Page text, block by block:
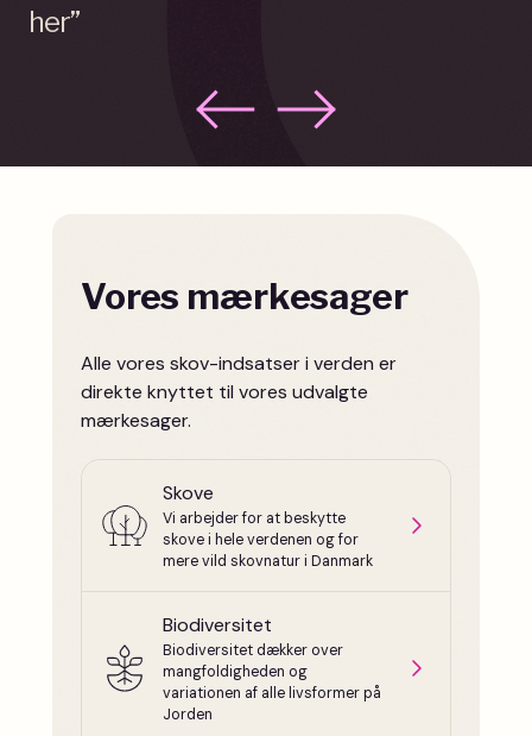
her”
Vores mærkesager
Alle vores skov-indsatser i verden er
direkte knyttet til vores udvalgte
mærkesager.
Skove
Vi arbejder for at beskytte
skove i hele verdenen og for
mere vild skovnatur i Danmark
Biodiversitet
Biodiversitet dækker over
mangfoldigheden og
variationen af alle livsformer på
Jorden